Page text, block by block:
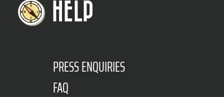
HELP
PRESS ENQUIRIES
FAQ